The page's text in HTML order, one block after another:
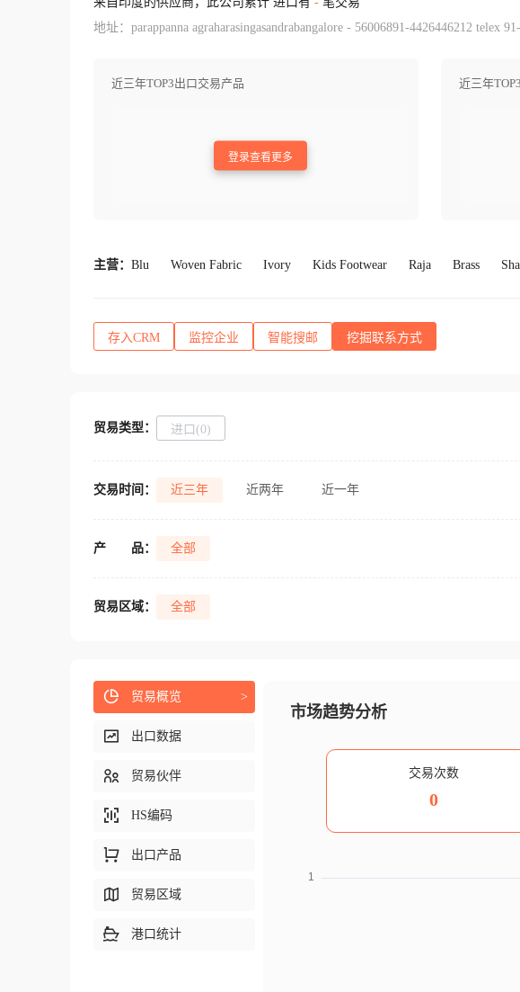
地址：parappanna agraharasingasandrabangalore - 56006891-4426446212 telex
近三年TOP3出口交易产品
登录查看更多
近三年
主营： Blu Woven Fabric Ivory Kids Footwear Raja Brass
存入CRM 监控企业 智能搜邮 挖掘联系方式
贸易类型： 进口(0)
交易时间： 近三年 近两年 近一年
产 品： 全部
贸易区域： 全部
市场趋势分析
交易次数
0
贸易概览 >
出口数据
贸易伙伴
HS编码
出口产品
贸易区域
港口统计